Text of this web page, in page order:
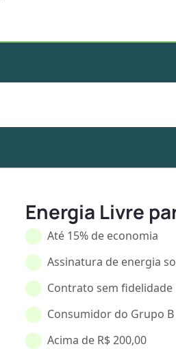
Energia Livre
Até 15% de economia
Assinatura de energia
Contrato sem fidelidade
Consumidor do Grupo B
Acima de R$ 200,00